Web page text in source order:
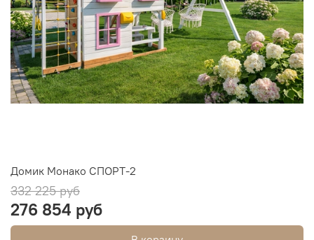
Домик Монако СПОРТ-2
332 225 руб
276 854 руб